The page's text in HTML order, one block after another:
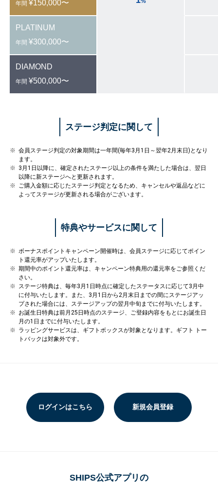
年間 ¥150,000〜
PLATINUM
年間 ¥300,000〜
DIAMOND
年間 ¥500,000〜
ステージ判定に関して
会員ステージ判定の対象期間は一年間(毎年3月1日～翌年2月末日)となり
ます。
3月1日以降に、確定されたステージ以上の条件を満たした場合は、翌日
以降に新ステージへと更新されます。
ご購入金額に応じたステージ判定となるため、キャンセルや返品などに
よってステージが更新される場合がございます。
特典やサービスに関して
ボーナスポイントキャンペーン開催時は、会員ステージに応じてポイン
ト還元率がアップいたします。
期間中のポイント還元率は、キャンペーン特典用の還元率をご参照くだ
さい。
ステージ特典は、毎年3月1日時点に確定したステータスに応じて3月中
に付与いたします。また、3月1日から2月末日までの間にステージアッ
プされた場合には、ステージアップの翌月中旬までに付与いたします。
お誕生日特典は前月25日時点のステージ、ご登録内容をもとにお誕生日
月の1日までに付与いたします。
ラッピングサービスは、ギフトボックスが対象となります。ギフト トー
トバックは対象外です。
ログインはこちら 新規会員登録
SHIPS公式アプリの